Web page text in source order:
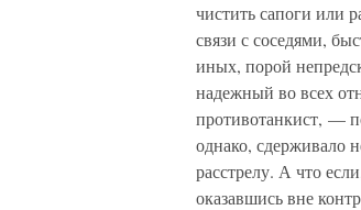
чистить сапоги или
связи с соседями,
иных, порой
надежный во всех
противотанкист, —
однако, сдерживало
расстрелу. А что
оказавшись вне